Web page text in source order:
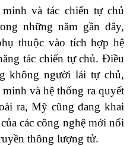
và tác chiến tự chủ
những năm gần đây,
thuộc vào tích hợp hệ
tác chiến tự chủ. Điều
không người lái tự chủ,
và hệ thống ra quyết
ra, Mỹ cũng đang khai
các công nghệ mới nổi
thông lượng tử.